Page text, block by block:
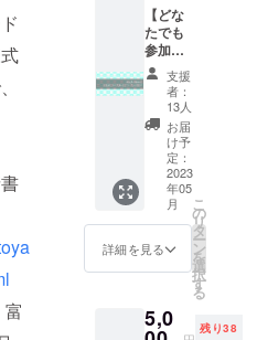
材料で
ある
「菅」
で製作
した紐
アクセ
サリー
などに
も使用
できま
す。 長
さは約
60cmで
す。 高
れた場
合、お
【どな
たでも
参加
可】
バック
パネル
の一枠
にスポ
ンサー
として
お名前
を入れ
させて
いただ
きま
す。 (写
メージ
です)
支援
者：
13人
お届
け予
定：
2023
年05
月
詳細を見る
こ
の
リ
タ
ー
ン
を
選
択
す
る
5,0 残り38